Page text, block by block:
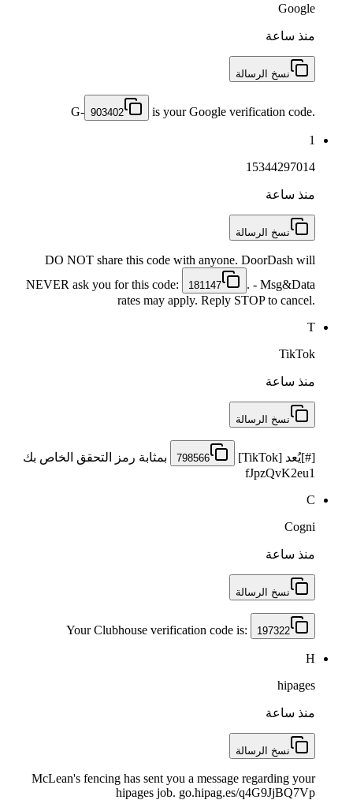
Google
منذ ساعة
نسخ الرسالة
G- 903402 is your Google verification code.
1
15344297014
منذ ساعة
نسخ الرسالة
DO NOT share this code with anyone. DoorDash will
NEVER ask you for this code:
181147
. - Msg&Data
rates may apply. Reply STOP to cancel.
T
TikTok
منذ ساعة
نسخ الرسالة
[#]يُعد [TikTok] 798566
بمثابة رمز التحقق الخاص بك
fJpzQvK2eu1
C
Cogni
منذ ساعة
نسخ الرسالة
Your Clubhouse verification code is: 197322
H
hipages
منذ ساعة
نسخ الرسالة
McLean's fencing has sent you a message regarding your
hipages job. go.hipag.es/q4G9JjBQ7Vp